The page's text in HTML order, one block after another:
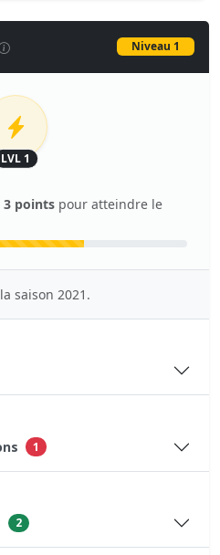
Niveau 1
LVL 1
3 points pour atteindre le
saison 2021.
1
2